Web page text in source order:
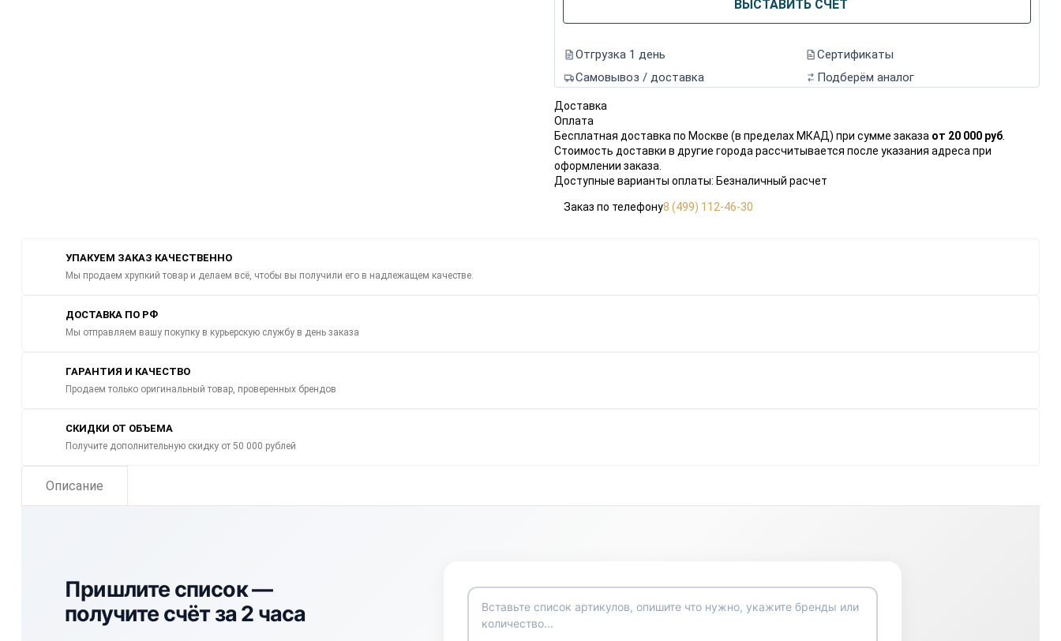
ВЫСТАВИТЬ СЧЕТ
Отгрузка 1 день
Сертификаты
Самовывоз / доставка
Подберём аналог
Доставка
Оплата
Бесплатная доставка по Москве (в пределах МКАД) при сумме заказа от 20 000 руб
Стоимость доставки в другие города рассчитывается после указания адреса при
оформлении заказа.
Доступные варианты оплаты: Безналичный расчет
Заказ по телефону8 (499) 112-46-30
УПАКУЕМ ЗАКАЗ КАЧЕСТВЕННО
Мы продаем хрупкий товар и делаем всё, чтобы вы получили его в надлежащем качестве.
ДОСТАВКА ПО РФ
Мы отправляем вашу покупку в курьерскую службу в день заказа
ГАРАНТИЯ И КАЧЕСТВО
Продаем только оригинальный товар, проверенных брендов
СКИДКИ ОТ ОБЪЕМА
Получите дополнительную скидку от 50 000 рублей
Описание
Пришлите список —
получите счёт за 2 часа